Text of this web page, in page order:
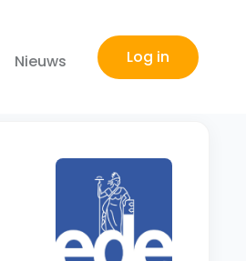
Nieuws Log in